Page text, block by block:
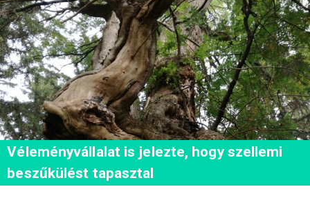
Véleményvállalat is jelezte, hogy szellemi
beszűkülést tapasztal